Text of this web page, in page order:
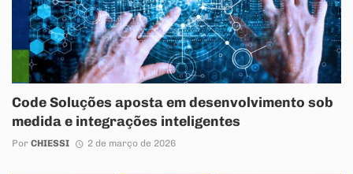
Code Soluções aposta em desenvolvimento sob
medida e integrações inteligentes
Por CHIESSI 2 de março de 2026